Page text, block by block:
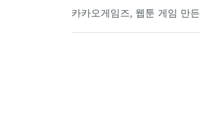
카카오게임즈, 웹툰 게임 만